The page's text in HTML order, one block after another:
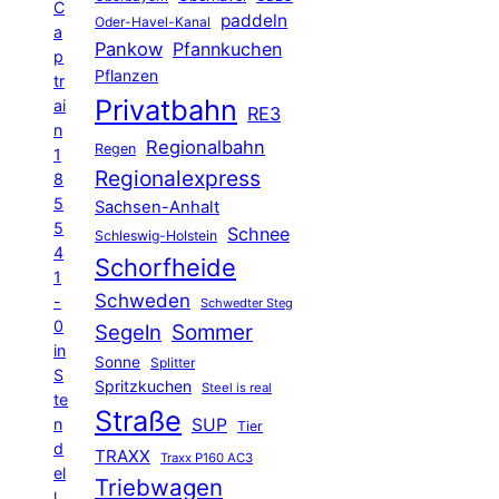
C
a
p
tr
ai
n
1
8
5
5
4
1
-
0
in
S
te
n
d
el
Oder-Havel-Kanal paddeln
Pankow Pfannkuchen
Pflanzen
Privatbahn RE3
Regen Regionalbahn
Regionalexpress
Sachsen-Anhalt
Schleswig-Holstein Schnee
Schorfheide
Schweden Schwedter Steg
Segeln Sommer
Sonne Splitter
Spritzkuchen Steel is real
Straße SUP Tier
TRAXX Traxx P160 AC3
Triebwagen